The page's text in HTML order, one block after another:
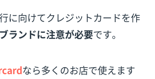
に向けてクレジットカードを作
ランドに注意が必要です。
なら多くのお店で使えます